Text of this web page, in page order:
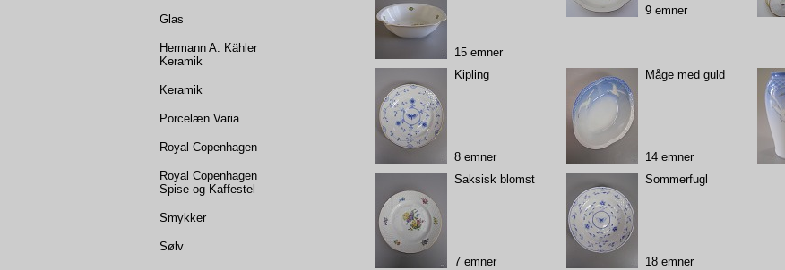
Glas
Hermann A. Kähler
Keramik
Keramik
Porcelæn Varia
Royal Copenhagen
Royal Copenhagen
Spise og Kaffestel
Smykker
Sølv
15 emner
9 emner
Kipling
8 emner
Måge med guld
14 emner
Saksisk blomst
7 emner
Sommerfugl
18 emner